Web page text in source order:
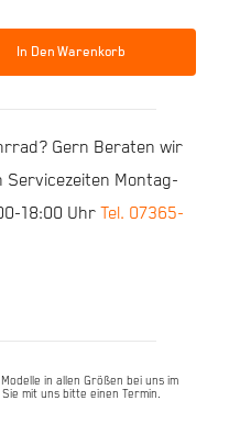
In Den Warenkorb
Gern Beraten wir
Servicezeiten Montag-
18:00 Uhr Tel. 07365-
in allen Größen bei uns im
mit uns bitte einen Termin.